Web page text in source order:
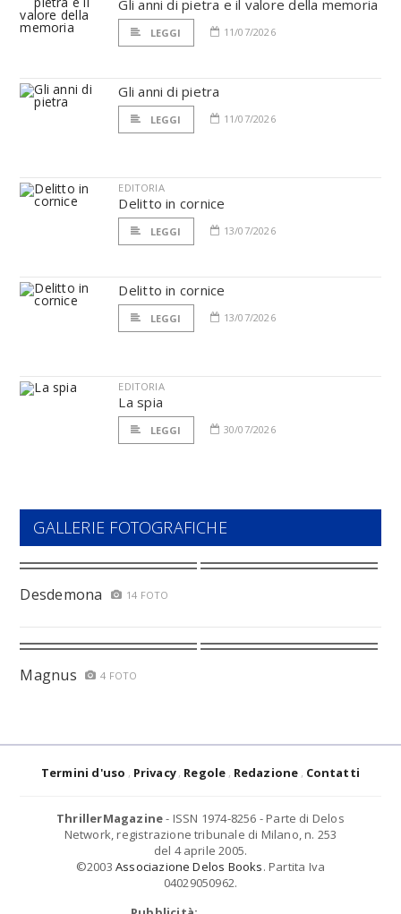
Gli anni di pietra e il valore della memoria
LEGGI 11/07/2026
Gli anni di pietra
LEGGI 11/07/2026
EDITORIA
Delitto in cornice
LEGGI 13/07/2026
Delitto in cornice
LEGGI 13/07/2026
EDITORIA
La spia
LEGGI 30/07/2026
GALLERIE FOTOGRAFICHE
Desdemona 14 FOTO
Magnus 4 FOTO
Termini d'uso Privacy Regole Redazione Contatti
ThrillerMagazine- ISSN 1974-8256 - Parte di Delos
Network, registrazione tribunale di Milano, n. 253
del 4 aprile 2005.
©2003 Associazione Delos Books. Partita Iva
04029050962.